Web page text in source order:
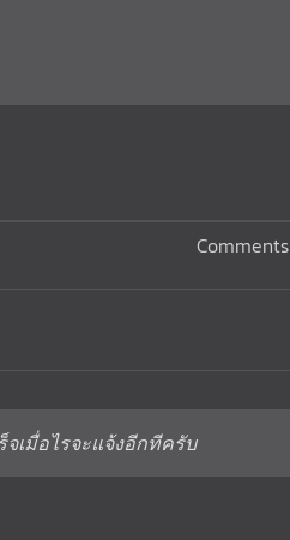
Comments
เมื่อไรจะแจ้งอีกทีครับ